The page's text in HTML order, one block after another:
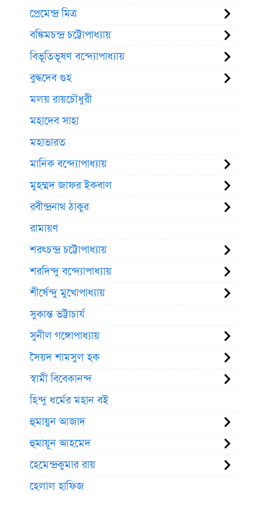
প্রেমেন্দ্র মিত্র
বঙ্কিমচন্দ্র চট্টোপাধ্যায়
বিভূতিভূষণ বন্দ্যোপাধ্যায়
বুদ্ধদেব গুহ
মলয় রায়চৌধুরী
মহাদেব সাহা
মহাভারত
মানিক বন্দ্যোপাধ্যায়
মুহম্মদ জাফর ইকবাল
রবীন্দ্রনাথ ঠাকুর
রামায়ণ
শরৎচন্দ্র চট্টোপাধ্যায়
শরদিন্দু বন্দ্যোপাধ্যায়
শীর্ষেন্দু মুখোপাধ্যায়
সুকান্ত ভট্টাচার্য
সুনীল গঙ্গোপাধ্যায়
সৈয়দ শামসুল হক
স্বামী বিবেকানন্দ
হিন্দু ধর্মের মহান বই
হুমায়ুন আজাদ
হুমায়ূন আহমেদ
হেমেন্দ্রকুমার রায়
হেলাল হাফিজ